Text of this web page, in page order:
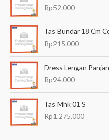
Rp52.000
Tas Bundar 18 Cm
Rp215.000
Dress Lengan
Rp94.000
Tas Mhk 01 S
Rp1.275.000